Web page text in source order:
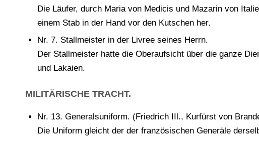
Die Läufer, durch Maria von Medicis und Mazarin von
einem Stab in der Hand vor den Kutschen her.
Nr. 7. Stallmeister in der Livree seines Herrn.
Der Stallmeister hatte die Oberaufsicht über die ganze
und Lakaien.
MILITÄRISCHE TRACHT.
Nr. 13. Generalsuniform. (Friedrich IIl., Kurfürst von
Die Uniform gleicht der der französischen Generäle